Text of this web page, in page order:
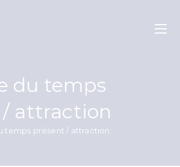
du temps
attraction
temps présent / attraction